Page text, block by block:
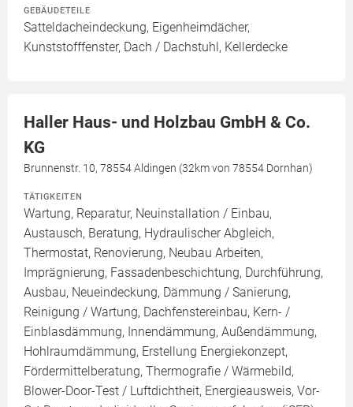
GEBÄUDETEILE
Satteldacheindeckung, Eigenheimdächer,
Kunststofffenster, Dach / Dachstuhl, Kellerdecke
Haller Haus- und Holzbau GmbH & Co.
KG
Brunnenstr. 10, 78554 Aldingen (32km von 78554 Dornhan)
TÄTIGKEITEN
Wartung, Reparatur, Neuinstallation / Einbau,
Austausch, Beratung, Hydraulischer Abgleich,
Thermostat, Renovierung, Neubau Arbeiten,
Imprägnierung, Fassadenbeschichtung, Durchführung,
Ausbau, Neueindeckung, Dämmung / Sanierung,
Reinigung / Wartung, Dachfenstereinbau, Kern- /
Einblasdämmung, Innendämmung, Außendämmung,
Hohlraumdämmung, Erstellung Energiekonzept,
Fördermittelberatung, Thermografie / Wärmebild,
Blower-Door-Test / Luftdichtheit, Energieausweis, Vor-